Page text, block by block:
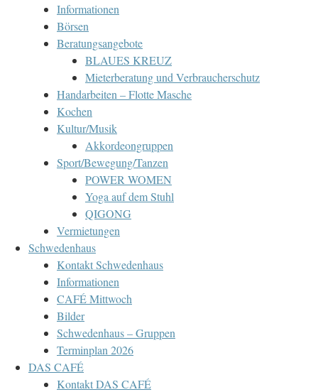
Informationen
Börsen
Beratungsangebote
BLAUES KREUZ
Mieterberatung und Verbraucherschutz
Handarbeiten – Flotte Masche
Kochen
Kultur/Musik
Akkordeongruppen
Sport/Bewegung/Tanzen
POWER WOMEN
Yoga auf dem Stuhl
QIGONG
Vermietungen
Schwedenhaus
Kontakt Schwedenhaus
Informationen
CAFÉ Mittwoch
Bilder
Schwedenhaus – Gruppen
Terminplan 2026
DAS CAFÉ
Kontakt DAS CAFÉ